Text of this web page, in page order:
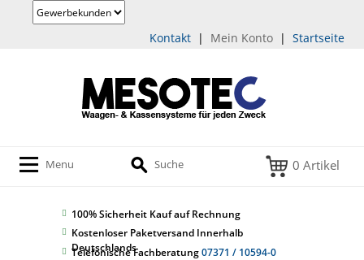
Startseite
|
Mein Konto
|
Kontakt
Menu Suche 0 Artikel
100% Sicherheit Kauf auf Rechnung
Kostenloser Paketversand Innerhalb
Deutschlands
Telefonische Fachberatung07371 / 10594-0